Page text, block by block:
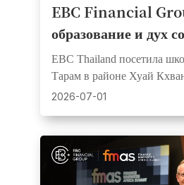
EBC Financial
образование и дух
объединились на
корпоративной
ответственности в
школе
EBC Thailand посетила
Тарам в районе Хуай
футбольные мячи и
2026-07-01